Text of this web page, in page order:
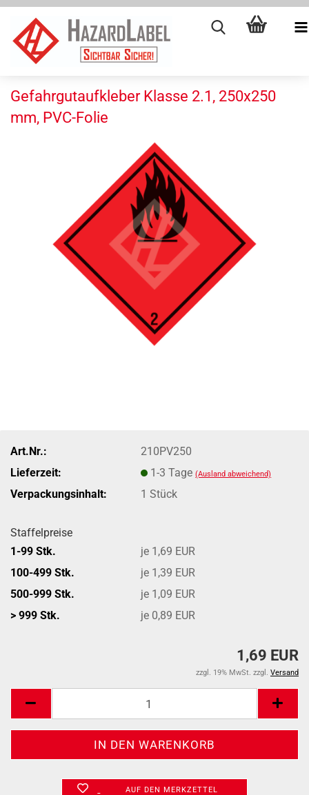
Gefahrgutaufkleber Klasse 2.1, 250x250
mm, PVC-Folie
Art.Nr.:
210PV250
Lieferzeit:
1-3 Tage(Ausland abweichend)
Verpackungsinhalt: 1 Stück
Staffelpreise
1-99 Stk.
je 1,69 EUR
100-499 Stk.
je 1,39 EUR
500-999 Stk.
je 1,09 EUR
> 999 Stk.
je 0,89 EUR
1,69 EUR
zzgl. 19% MwSt. zzgl. Versand
AUF DEN MERKZETTEL